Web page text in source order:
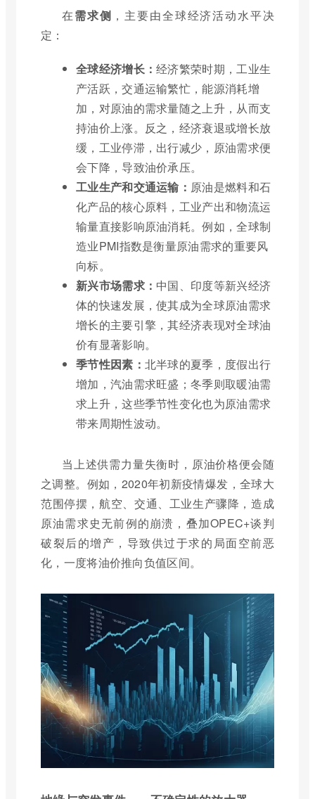
在需求侧 ，主要由全球经济活动水平决
定：
全球经济增长：经济繁荣时期，工业生
产活跃，交通运输繁忙，能源消耗增
加，对原油的需求量随之上升，从而支
持油价上涨。反之，经济衰退或增长放
缓，工业停滞，出行减少，原油需求便
会下降，导致油价承压。
工业生产和交通运输： 原油是燃料和石
化产品的核心原料，工业产出和物流运
输量直接影响原油消耗。例如，全球制
造业PMI指数是衡量原油需求的重要风
向标。
新兴市场需求： 中国、印度等新兴经济
体的快速发展，使其成为全球原油需求
增长的主要引擎，其经济表现对全球油
价有显著影响。
季节性因素： 北半球的夏季，度假出行
增加，汽油需求旺盛；冬季则取暖油需
求上升，这些季节性变化也为原油需求
带来周期性波动。
当上述供需力量失衡时，原油价格便会随
之调整。例如，2020年初新疫情爆发，全球大
范围停摆，航空、交通、工业生产骤降，造成
原油需求史无前例的崩溃，叠加OPEC+谈判
破裂后的增产，导致供过于求的局面空前恶
化，一度将油价推向负值区间。